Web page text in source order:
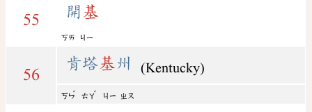
55 開 基
ㄎㄞ ㄐㄧ
56
肯塔基州 (Kentucky)
ㄎㄣ
ˇ
ㄊㄚ
ˇ
ㄐㄧ ㄓㄡ